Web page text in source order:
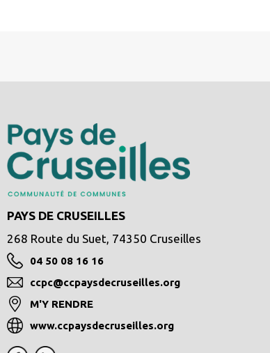
PAYS DE CRUSEILLES
268 Route du Suet, 74350 Cruseilles
04 50 08 16 16
ccpc@ccpaysdecruseilles.org
M'Y RENDRE
www.ccpaysdecruseilles.org